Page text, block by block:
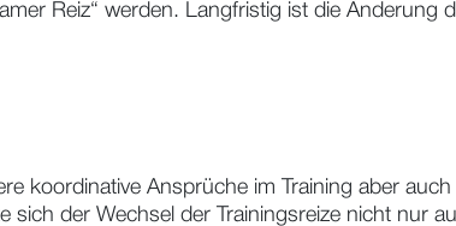
Reiz“ werden. Langfristig ist die Änderung
koordinative Ansprüche im Training aber
der Wechsel der Trainingsreize nicht nur